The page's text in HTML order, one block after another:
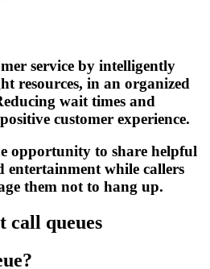
service by intelligently
resources, in an organized
wait times and
customer experience.
opportunity to share helpful
entertainment while callers
them not to hang up.
call queues